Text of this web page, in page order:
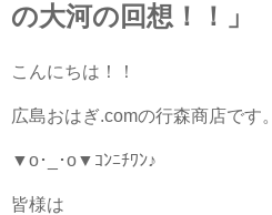
の大河の回想！！」
こんにちは！！
広島おはぎ.comの行森商店です。
▼o･_･o▼ｺﾝﾆﾁﾜﾝ♪
皆様は